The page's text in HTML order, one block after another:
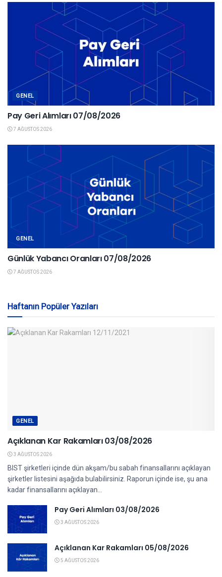
GENEL
Pay Geri Alımları 07/08/2026
7 AĞUSTOS 2026
GENEL
Günlük Yabancı Oranları 07/08/2026
7 AĞUSTOS 2026
Haftanın Popüler Yazıları
GENEL
Açıklanan Kar Rakamları 03/08/2026
3 AĞUSTOS 2026
BIST şirketleri içinde dün akşam/bu sabah finansallarını açıklayan
şirketler listesini aşağıda bulabilirsiniz. Raporun içinde ise, şu ana
kadar finansallarını açıklayan...
Pay Geri Alımları 03/08/2026
3 AĞUSTOS 2026
Açıklanan Kar Rakamları 05/08/2026
5 AĞUSTOS 2026